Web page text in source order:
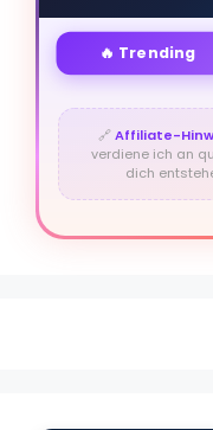
🔥 Trending
🔗Affiliate-
verdiene ich an
dich